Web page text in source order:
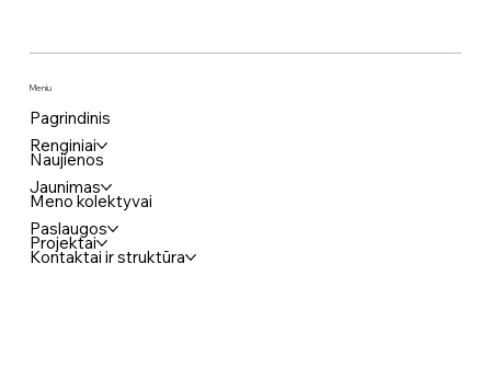
Meniu
Pagrindinis
Renginiai
Naujienos
Jaunimas
Meno kolektyvai
Paslaugos
Projektai
Kontaktai ir struktūra